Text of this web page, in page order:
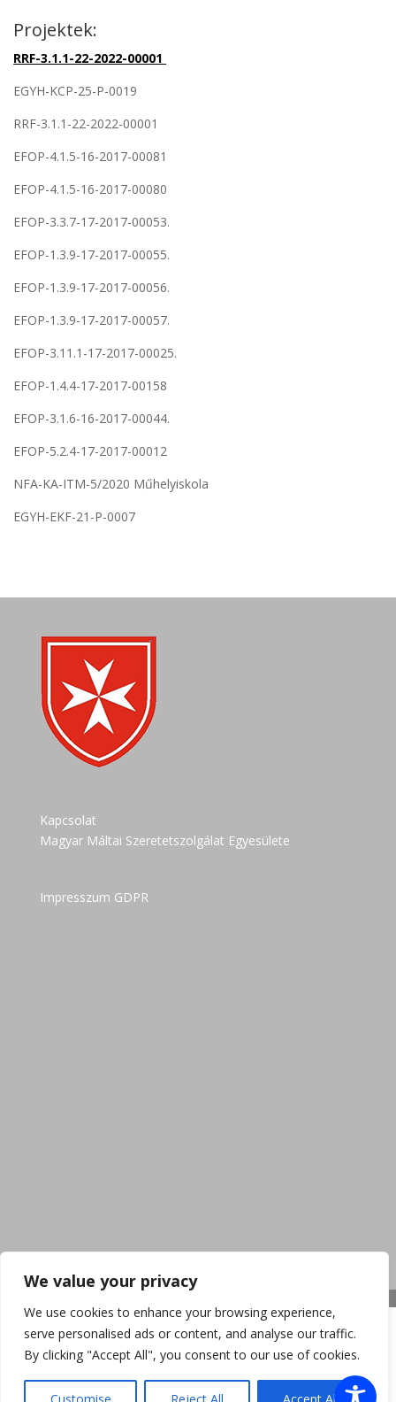
We value your privacy
We use cookies to enhance your browsing experience,
serve personalised ads or content, and analyse our traffic.
By clicking "Accept All", you consent to our use of cookies.
Projektek:
RRF-3.1.1-22-2022-00001
EGYH-KCP-25-P-0019
RRF-3.1.1-22-2022-00001
EFOP-4.1.5-16-2017-00081
EFOP-4.1.5-16-2017-00080
EFOP-3.3.7-17-2017-00053.
EFOP-1.3.9-17-2017-00055.
EFOP-1.3.9-17-2017-00056.
EFOP-1.3.9-17-2017-00057.
EFOP-3.11.1-17-2017-00025.
EFOP-1.4.4-17-2017-00158
EFOP-3.1.6-16-2017-00044.
EFOP-5.2.4-17-2017-00012
NFA-KA-ITM-5/2020 Műhelyiskola
EGYH-EKF-21-P-0007
Kapcsolat
Magyar Máltai Szeretetszolgálat Egyesülete
Impresszum GDPR